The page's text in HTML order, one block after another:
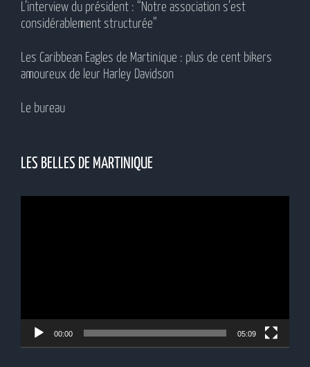
L’interview du président : “Notre association s’est
considérablement structurée”
Les Caribbean Eagles de Martinique : plus de cent bikers
amoureux de leur Harley Davidson
Le bureau
LES BELLES DE MARTINIQUE
00:00 05:09